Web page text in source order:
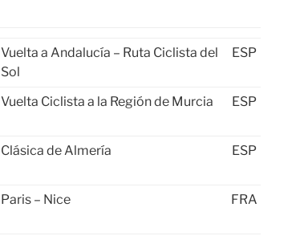
Vuelta a Andalucía – Ruta Ciclista del
Sol
ESP
Vuelta Ciclista a la Región de Murcia ESP
Clásica de Almería ESP
Paris – Nice FRA